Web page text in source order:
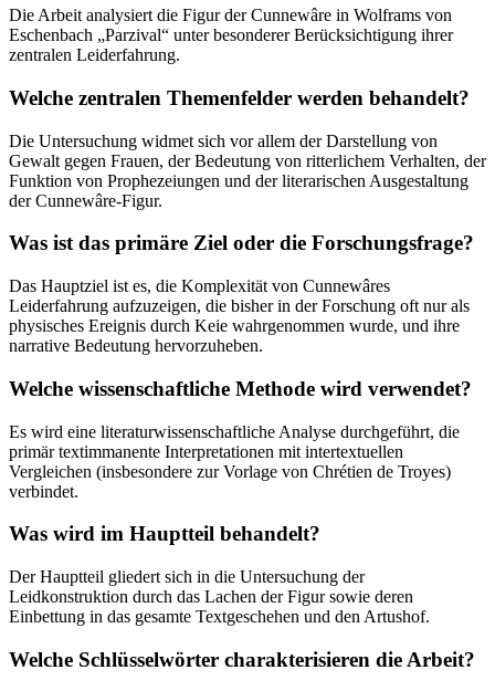
Die Arbeit analysiert die Figur der Cunnewâre in Wolframs von
Eschenbach „Parzival“ unter besonderer Berücksichtigung ihrer
zentralen Leiderfahrung.
Welche zentralen Themenfelder werden behandelt?
Die Untersuchung widmet sich vor allem der Darstellung von
Gewalt gegen Frauen, der Bedeutung von ritterlichem Verhalten, der
Funktion von Prophezeiungen und der literarischen Ausgestaltung
der Cunnewâre-Figur.
Was ist das primäre Ziel oder die Forschungsfrage?
Das Hauptziel ist es, die Komplexität von Cunnewâres
Leiderfahrung aufzuzeigen, die bisher in der Forschung oft nur als
physisches Ereignis durch Keie wahrgenommen wurde, und ihre
narrative Bedeutung hervorzuheben.
Welche wissenschaftliche Methode wird verwendet?
Es wird eine literaturwissenschaftliche Analyse durchgeführt, die
primär textimmanente Interpretationen mit intertextuellen
Vergleichen (insbesondere zur Vorlage von Chrétien de Troyes)
verbindet.
Was wird im Hauptteil behandelt?
Der Hauptteil gliedert sich in die Untersuchung der
Leidkonstruktion durch das Lachen der Figur sowie deren
Einbettung in das gesamte Textgeschehen und den Artushof.
Welche Schlüsselwörter charakterisieren die Arbeit?